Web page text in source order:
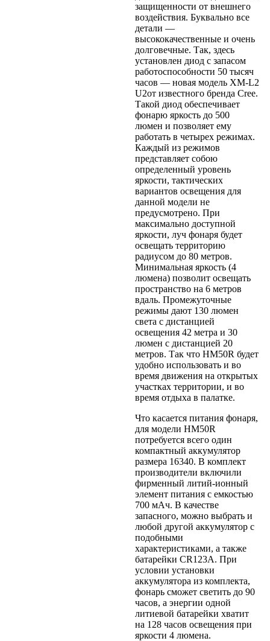
защищенности от внешнего
воздействия. Буквально все
детали —
высококачественные и очень
долговечные. Так, здесь
установлен диод с запасом
работоспособности 50 тысяч
часов — новая модель XM-L2
U2от известного бренда Cree.
Такой диод обеспечивает
фонарю яркость до 500
люмен и позволяет ему
работать в четырех режимах.
Каждый из режимов
представляет собою
определенный уровень
яркости, тактических
вариантов освещения для
данной модели не
предусмотрено. При
максимально доступной
яркости, луч фонаря будет
освещать территорию
радиусом до 80 метров.
Минимальная яркость (4
люмена) позволит освещать
пространство на 6 метров
вдаль. Промежуточные
режимы дают 130 люмен
света с дистанцией
освещения 42 метра и 30
люмен с дистанцией 20
метров. Так что HM50R будет
удобно использовать и во
время движения на открытых
участках территории, и во
время отдыха в палатке.
Что касается питания фонаря,
для модели HM50R
потребуется всего один
компактный аккумулятор
размера 16340. В комплект
производители включили
фирменный литий-ионный
элемент питания с емкостью
700 мАч. В качестве
запасного, можно выбрать и
любой другой аккумулятор с
подобными
характеристиками, а также
батарейки CR123A. При
условии установки
аккумулятора из комплекта,
фонарь сможет светить до 90
часов, а энергии одной
литиевой батарейки хватит
на 128 часов освещения при
яркости 4 люмена.